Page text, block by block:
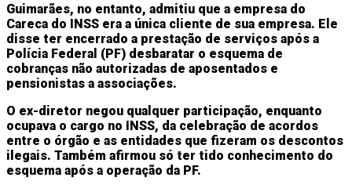
Guimarães, no entanto, admitiu que a empresa do
Careca do INSS era a única cliente de sua empresa. Ele
disse ter encerrado a prestação de serviços após a
Polícia Federal (PF) desbaratar o esquema de
cobranças não autorizadas de aposentados e
pensionistas a associações.
O ex-diretor negou qualquer participação, enquanto
ocupava o cargo no INSS, da celebração de acordos
entre o órgão e as entidades que fizeram os descontos
ilegais. Também afirmou só ter tido conhecimento do
esquema após a operação da PF.